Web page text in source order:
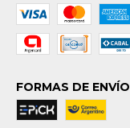
FORMAS DE ENVÍO